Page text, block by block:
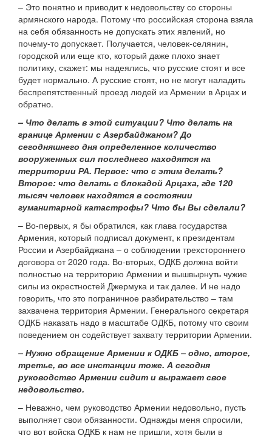
– Это понятно и приводит к недовольству со стороны
армянского народа. Потому что российская сторона взяла
на себя обязанность не допускать этих явлений, но
почему-то допускает. Получается, человек-селянин,
городской или еще кто, который даже плохо знает
политику, скажет: мы надеялись, что русские стоят и все
будет нормально. А русские стоят, но не могут наладить
беспрепятственный проезд людей из Армении в Арцах и
обратно.
– Что делать в этой ситуации? Что делать на
границе Армении с Азербайджаном? До
сегодняшнего дня определенное количество
вооруженных сил последнего находятся на
территории РА. Первое: что с этим делать?
Второе: что делать с блокадой Арцаха, где 120
тысяч человек находятся в состоянии
гуманитарной катастрофы? Что бы Вы сделали?
– Во-первых, я бы обратился, как глава государства
Армения, который подписал документ, к президентам
России и Азербайджана – о соблюдении трехстороннего
договора от 2020 года. Во-вторых, ОДКБ должна войти
полностью на территорию Армении и вышвырнуть чужие
силы из окрестностей Джермука и так далее. И не надо
говорить, что это пограничное разбирательство – там
захвачена территория Армении. Генерального секретаря
ОДКБ наказать надо в масштабе ОДКБ, потому что своим
поведением он содействует захвату территории Армении.
– Нужно обращение Армении к ОДКБ – одно, второе,
третье, во все инстанции тоже. А сегодня
руководство Армении сидит и выражает свое
недовольство.
– Неважно, чем руководство Армении недовольно, пусть
выполняет свои обязанности. Однажды меня спросили,
что вот войска ОДКБ к нам не пришли, хотя были в